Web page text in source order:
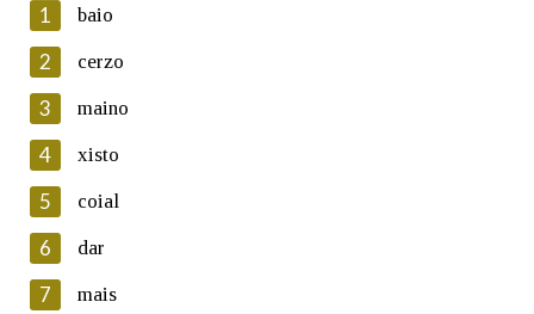
En cumprimento da normativa vixente en materia de
Protección de Datos de Carácter Persoal, a Real Academia
Galega informa a aqueles usuarios que faciliten o seu correo
electrónico, así como calquera outra información de carácter
persoal, que estes datos serán obxecto de tratamento
automatizado de carácter confidencial e incorporados aos seus
ficheiros informáticos. Así mesmo, os usuarios poderán exercer o
seu dereito de acceso, rectificación, oposición e cancelación dos
seus datos poñéndose en contacto connosco.
1 baio
2 cerzo
3 maino
4 xisto
5 coial
6 dar
7 mais